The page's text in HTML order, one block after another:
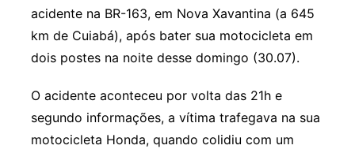
acidente na BR-163, em Nova Xavantina (a 645
km de Cuiabá), após bater sua motocicleta em
dois postes na noite desse domingo (30.07).
O acidente aconteceu por volta das 21h e
segundo informações, a vítima trafegava na sua
motocicleta Honda, quando colidiu com um